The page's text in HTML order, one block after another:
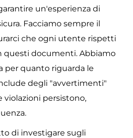
un'esperienza di
Facciamo sempre il
che ogni utente rispetti
questi documenti. Abbiamo
per quanto riguarda le
degli "avvertimenti"
violazioni persistono,
di investigare sugli